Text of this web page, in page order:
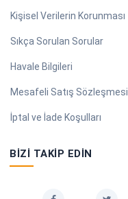
Kişisel Verilerin Korunması
Sıkça Sorulan Sorular
Havale Bilgileri
Mesafeli Satış Sözleşmesi
İptal ve İade Koşulları
BIZI TAKIP EDIN